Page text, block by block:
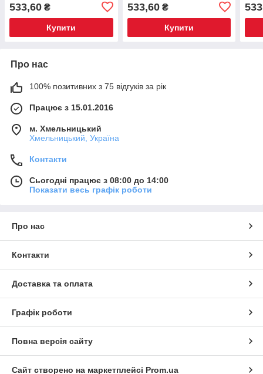
533,60 ₴
Купити
533,60₴
Купити
Про нас
100% позитивних з 75 відгуків за рік
Працює з 15.01.2016
м. Хмельницький
Хмельницький, Україна
Контакти
Сьогодні працює з 08:00 до 14:00
Показати весь графік роботи
Про нас
Контакти
Доставка та оплата
Графік роботи
Повна версія сайту
Сайт створено на маркетплейсі Prom.ua